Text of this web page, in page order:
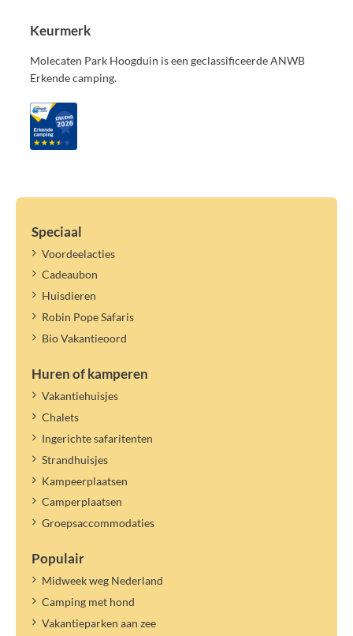
Keurmerk
Molecaten Park Hoogduin is een geclassificeerde ANWB
Erkende camping.
Speciaal
Voordeelacties
Cadeaubon
Huisdieren
Robin Pope Safaris
Bio Vakantieoord
Huren of kamperen
Vakantiehuisjes
Chalets
Ingerichte safaritenten
Strandhuisjes
Kampeerplaatsen
Camperplaatsen
Groepsaccommodaties
Populair
Midweek weg Nederland
Camping met hond
Vakantieparken aan zee